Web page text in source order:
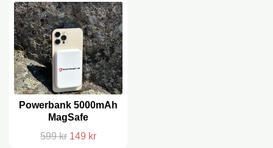
Powerbank 5000mAh
MagSafe
599 kr 149 kr